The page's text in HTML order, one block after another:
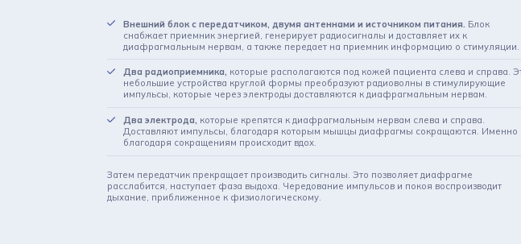
Внешний блок с передатчиком, двумя антеннами и источником питания. Блок
снабжает приемник энергией, генерирует радиосигналы и доставляет их к
диафрагмальным нервам, а также передает на приемник информацию о стимуляции.
Два радиоприемника, которые располагаются под кожей пациента слева и справа.
небольшие устройства круглой формы преобразуют радиоволны в стимулирующие
импульсы, которые через электроды доставляются к диафрагмальным нервам.
Два электрода, которые крепятся к диафрагмальным нервам слева и справа.
Доставляют импульсы, благодаря которым мышцы диафрагмы сокращаются. Именно
благодаря сокращениям происходит вдох.
Затем передатчик прекращает производить сигналы. Это позволяет диафрагме
расслабится, наступает фаза выдоха. Чередование импульсов и покоя воспроизводит
дыхание, приближенное к физиологическому.